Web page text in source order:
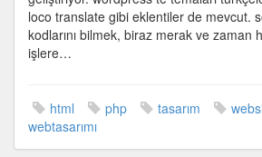
loco translate gibi eklentiler de mevcut.
kodlarını bilmek, biraz merak ve zaman
işlere…
html php tasarım
webtasarımı